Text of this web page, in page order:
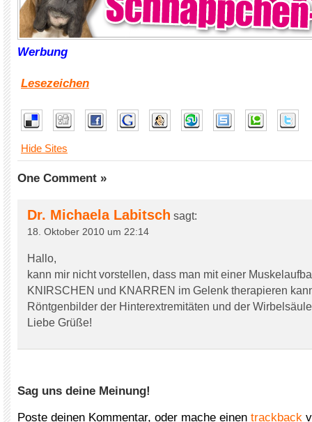
Werbung
Lesezeichen
Hide Sites
One Comment »
Dr. Michaela Labitsch sagt:
18. Oktober 2010 um 22:14
Hallo,
kann mir nicht vorstellen, dass man mit einer
KNIRSCHEN und KNARREN im Gelenk therapieren
Röntgenbilder der Hinterextremitäten und der
Liebe Grüße!
Sag uns deine Meinung!
Poste deinen Kommentar, oder mache einen trackback